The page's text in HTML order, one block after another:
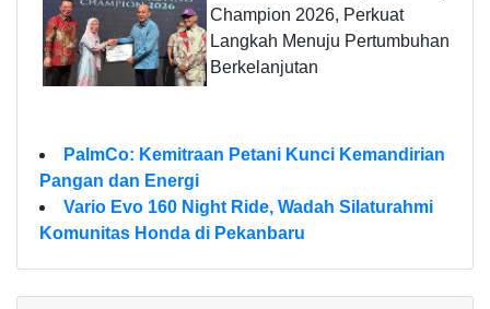
Champion 2026, Perkuat
Langkah Menuju Pertumbuhan
Berkelanjutan
PalmCo: Kemitraan Petani Kunci Kemandirian
Pangan dan Energi
Vario Evo 160 Night Ride, Wadah Silaturahmi
Komunitas Honda di Pekanbaru